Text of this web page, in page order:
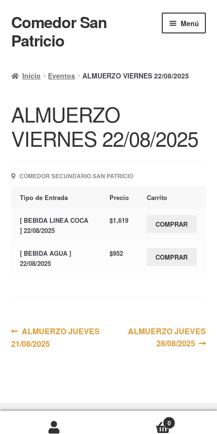
Ir
a
la
Ir
al
contenido
Comedor San
Patricio
Menú
Calendario
Mi cuenta
Ayuda Rapida
Finalizar compra
Inicio Eventos ALMUERZO VIERNES 22/08/2025
ALMUERZO
VIERNES 22/08/2025
COMEDOR SECUNDARIO SAN PATRICIO
Tipo de Entrada Precio Carrito
[ BEBIDA LINEA COCA
] 22/08/2025
$1,619 COMPRAR
[ BEBIDA AGUA ]
22/08/2025
$952 COMPRAR
Navegación
de
Anterior:
ALMUERZO JUEVES
21/08/2025
Siguiente:
ALMUERZO JUEVES
28/08/2025
0